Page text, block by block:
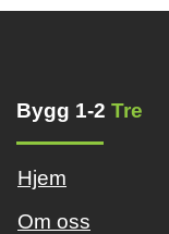
Bygg 1-2 Tre
Hjem
Om oss